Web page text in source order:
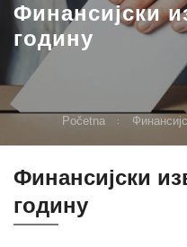
Финансијски
годину
Početna
Финансијски
годину